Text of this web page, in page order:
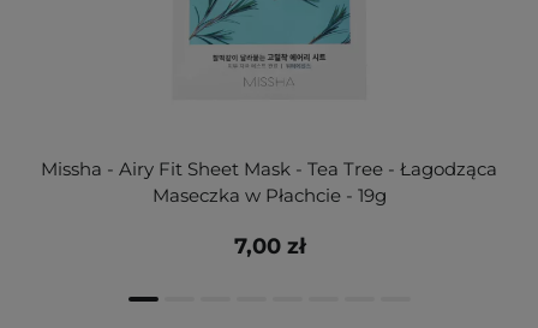
Missha - Airy Fit Sheet Mask - Tea Tree - Łagodząca
Maseczka w Płachcie - 19g
7,00 zł